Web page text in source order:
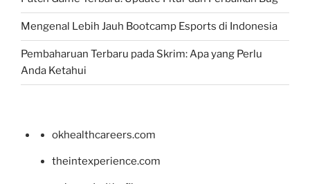
Mengenal Lebih Jauh Bootcamp Esports di Indonesia
Pembaharuan Terbaru pada Skrim: Apa yang Perlu
Anda Ketahui
okhealthcareers.com
theintexperience.com